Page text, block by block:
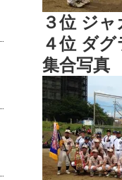
３位 ジ
４位 ダグ
集合写真